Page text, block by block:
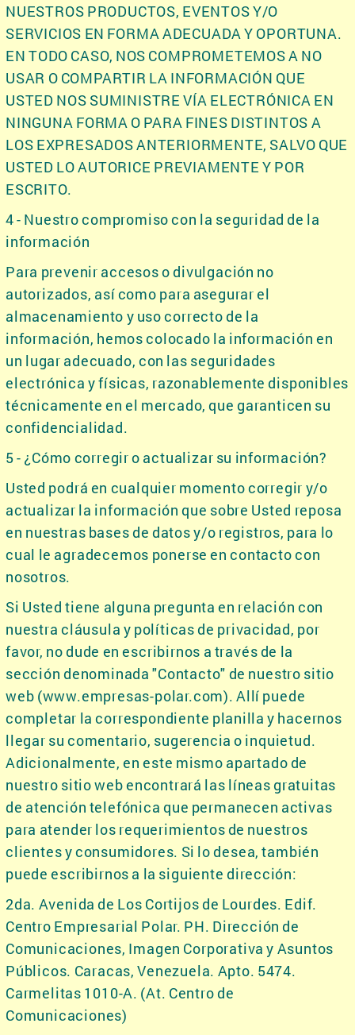
NUESTROS PRODUCTOS, EVENTOS Y/O
SERVICIOS EN FORMA ADECUADA Y OPORTUNA.
EN TODO CASO, NOS COMPROMETEMOS A NO
USAR O COMPARTIR LA INFORMACIÓN QUE
USTED NOS SUMINISTRE VÍA ELECTRÓNICA EN
NINGUNA FORMA O PARA FINES DISTINTOS A
LOS EXPRESADOS ANTERIORMENTE, SALVO QUE
USTED LO AUTORICE PREVIAMENTE Y POR
ESCRITO.
4 - Nuestro compromiso con la seguridad de la
información
Para prevenir accesos o divulgación no
autorizados, así como para asegurar el
almacenamiento y uso correcto de la
información, hemos colocado la información en
un lugar adecuado, con las seguridades
electrónica y físicas, razonablemente disponibles
técnicamente en el mercado, que garanticen su
confidencialidad.
5 - ¿Cómo corregir o actualizar su información?
Usted podrá en cualquier momento corregir y/o
actualizar la información que sobre Usted reposa
en nuestras bases de datos y/o registros, para lo
cual le agradecemos ponerse en contacto con
nosotros.
Si Usted tiene alguna pregunta en relación con
nuestra cláusula y políticas de privacidad, por
favor, no dude en escribirnos a través de la
sección denominada "Contacto" de nuestro sitio
web (www.empresas-polar.com). Allí puede
completar la correspondiente planilla y hacernos
llegar su comentario, sugerencia o inquietud.
Adicionalmente, en este mismo apartado de
nuestro sitio web encontrará las líneas gratuitas
de atención telefónica que permanecen activas
para atender los requerimientos de nuestros
clientes y consumidores. Si lo desea, también
puede escribirnos a la siguiente dirección:
2da. Avenida de Los Cortijos de Lourdes. Edif.
Centro Empresarial Polar. PH. Dirección de
Comunicaciones, Imagen Corporativa y Asuntos
Públicos. Caracas, Venezuela. Apto. 5474.
Carmelitas 1010-A. (At. Centro de
Comunicaciones)